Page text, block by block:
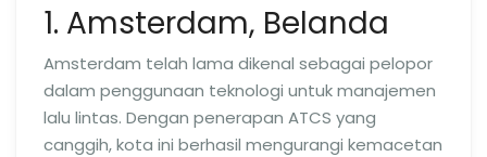
1. Amsterdam, Belanda
Amsterdam telah lama dikenal sebagai pelopor
dalam penggunaan teknologi untuk manajemen
lalu lintas. Dengan penerapan ATCS yang
canggih, kota ini berhasil mengurangi kemacetan